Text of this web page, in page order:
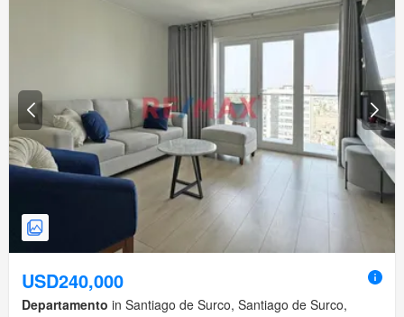
USD240,000
Departamento in Santiago de Surco, Santiago de Surco,